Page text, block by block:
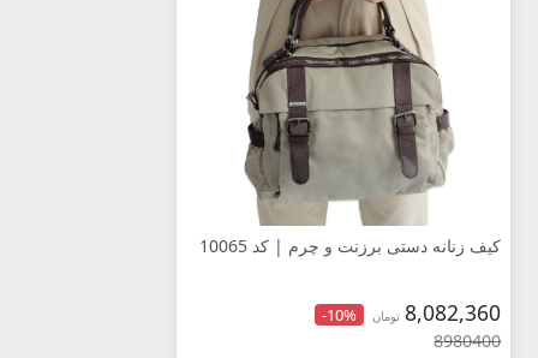
کیف زنانه دستی برزنت و چرم | کد 10065
8,082,360 تومان -10%
8980400